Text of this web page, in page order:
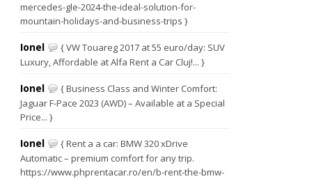
mercedes-gle-2024-the-ideal-solution-for-
mountain-holidays-and-business-trips }
Ionel
{ VW Touareg 2017 at 55 euro/day: SUV
Luxury, Affordable at Alfa Rent a Car Cluj!... }
Ionel
{ Business Class and Winter Comfort:
Jaguar F-Pace 2023 (AWD) – Available at a Special
Price... }
Ionel
{ Rent a a car: BMW 320 xDrive
Automatic – premium comfort for any trip.
https://www.phprentacar.ro/en/b-rent-the-bmw-